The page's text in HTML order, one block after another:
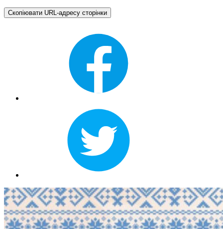
Скопіювати URL-адресу сторінки